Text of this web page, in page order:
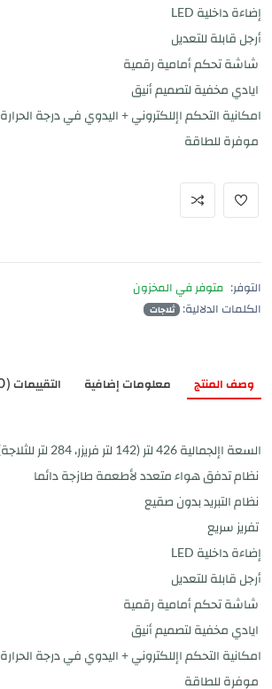
إضاءة داخلية LED
أرجل قابلة للتعديل
شاشة تحكم أمامية رقمية
ايادي مخفية لتصميم أنيق
امكانية التحكم اإللكتروني + اليدوي في درجة الحرارة
موفرة للطاقة
التوفر: متوفر في المخزون
الكلمات الدلالية:
ثلاجات
وصف المنتج معلومات إضافية التقييمات (0)
السعة اإلجمالية 426 لتر (142 لتر فريزر، 284 لتر للثلاجة)
نظام تدفق هواء متعدد لأطعمة طازجة دائما
نظام التبريد بدون صقيع
تفريز سريع
إضاءة داخلية LED
أرجل قابلة للتعديل
شاشة تحكم أمامية رقمية
ايادي مخفية لتصميم أنيق
امكانية التحكم اإللكتروني + اليدوي في درجة الحرارة
موفرة للطاقة